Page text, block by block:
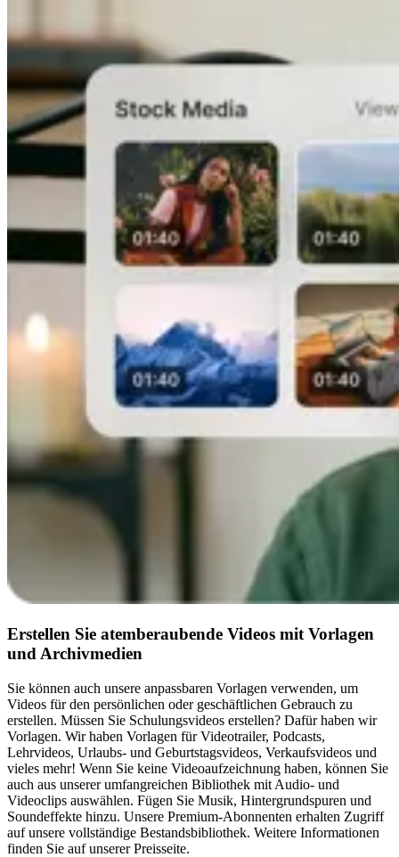
Erstellen Sie atemberaubende Videos mit Vorlagen
und Archivmedien
Sie können auch unsere anpassbaren Vorlagen verwenden, um
Videos für den persönlichen oder geschäftlichen Gebrauch zu
erstellen. Müssen Sie Schulungsvideos erstellen? Dafür haben wir
Vorlagen. Wir haben Vorlagen für Videotrailer, Podcasts,
Lehrvideos, Urlaubs- und Geburtstagsvideos, Verkaufsvideos und
vieles mehr! Wenn Sie keine Videoaufzeichnung haben, können Sie
auch aus unserer umfangreichen Bibliothek mit Audio- und
Videoclips auswählen. Fügen Sie Musik, Hintergrundspuren und
Soundeffekte hinzu. Unsere Premium-Abonnenten erhalten Zugriff
auf unsere vollständige Bestandsbibliothek. Weitere Informationen
finden Sie auf unserer Preisseite.